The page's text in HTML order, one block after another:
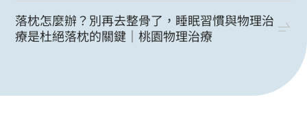
落枕怎麼辦？別再去整骨了，睡眠習慣與物理治
療是杜絕落枕的關鍵｜桃園物理治療